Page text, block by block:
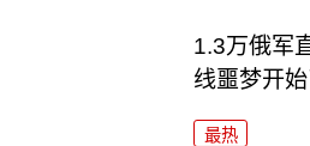
1.3万俄军
线噩梦开
最热